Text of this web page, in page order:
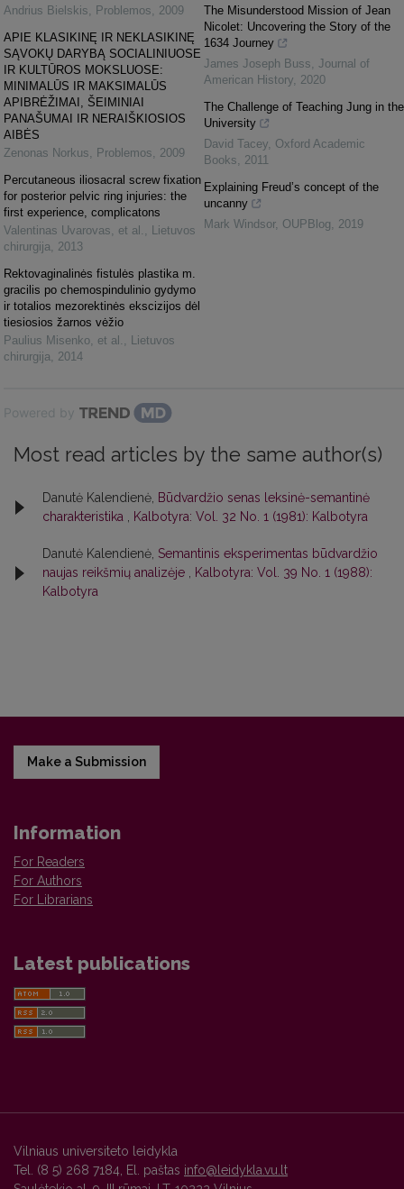
Andrius Bielskis, Problemos, 2009
APIE KLASIKINĘ IR NEKLASIKINĘ
SĄVOKŲ DARYBĄ SOCIALINIUOSE
IR KULTŪROS MOKSLUOSE:
MINIMALŪS IR MAKSIMALŪS
APIBRĖŽIMAI, ŠEIMINIAI
PANAŠUMAI IR NERAIŠKIOSIOS
AIBĖS
Zenonas Norkus, Problemos, 2009
Percutaneous iliosacral screw fixation
for posterior pelvic ring injuries: the
first experience, complicatons
Valentinas Uvarovas, et al. , Lietuvos
chirurgija, 2013
Rektovaginalinės fistulės plastika m.
gracilis po chemospindulinio gydymo
ir totalios mezorektinės ekscizijos dėl
tiesiosios žarnos vėžio
Paulius Misenko, et al. , Lietuvos
chirurgija, 2014
The Misunderstood Mission of Jean
Nicolet: Uncovering the Story of the
1634 Journey
James Joseph Buss, Journal of
American History, 2020
The Challenge of Teaching Jung in the
University
David Tacey, Oxford Academic
Books, 2011
Explaining Freud’s concept of the
uncanny
Mark Windsor, OUPBlog, 2019
Powered by
Most read articles by the same author(s)
Danutė Kalendienė, Būdvardžio senas leksinė-semantinė
charakteristika
Kalbotyra: Vol. 32 No. 1 (1981): Kalbotyra
Danutė Kalendienė, Semantinis eksperimentas būdvardžio
naujas reikšmių analizėje
Kalbotyra: Vol. 39 No. 1 (1988):
Kalbotyra
Make a Submission
Information
For Readers
For Authors
For Librarians
Latest publications
Vilniaus universiteto leidykla
Tel. (8 5) 268 7184, El. paštas info@leidykla.vu.lt